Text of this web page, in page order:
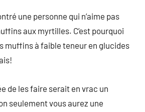
une personne qui n’aime pas
aux myrtilles. C’est pourquoi
muffins à faible teneur en glucides
de les faire serait en vrac un
seulement vous aurez une